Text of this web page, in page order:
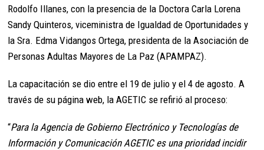
Rodolfo Illanes, con la presencia de la Doctora Carla Lorena
Sandy Quinteros, viceministra de Igualdad de Oportunidades y
la Sra. Edma Vidangos Ortega, presidenta de la Asociación de
Personas Adultas Mayores de La Paz (APAMPAZ).
La capacitación se dio entre el 19 de julio y el 4 de agosto. A
través de su página web, la AGETIC se refirió al proceso:
“Para la Agencia de Gobierno Electrónico y Tecnologías de
Información y Comunicación AGETIC es una prioridad incidir